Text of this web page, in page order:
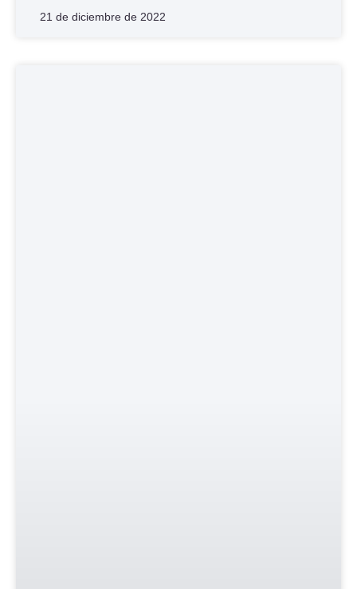
21 de diciembre de 2022